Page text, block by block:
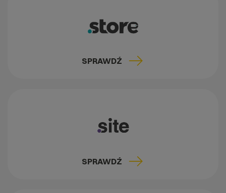
SPRAWDŹ
SPRAWDŹ